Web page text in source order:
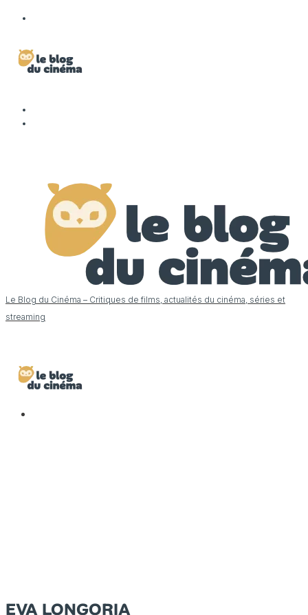
Le Blog du Cinéma – Critiques de films, actualités du cinéma, séries et
streaming
EVA LONGORIA